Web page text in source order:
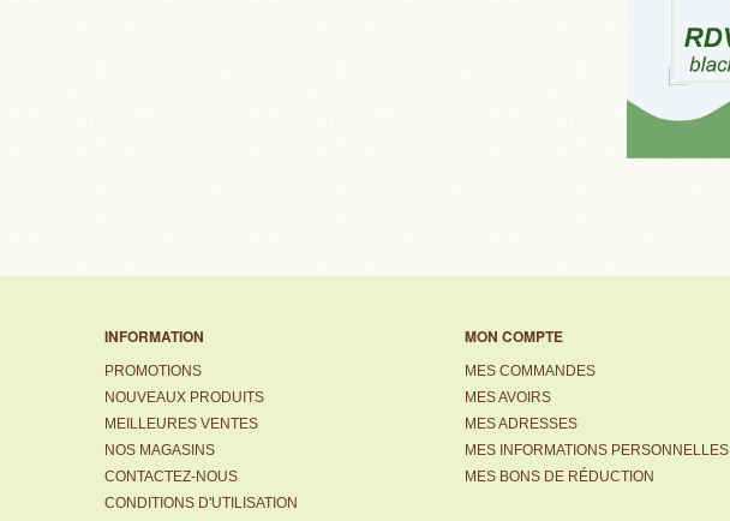
INFORMATION
PROMOTIONS
NOUVEAUX PRODUITS
MEILLEURES VENTES
NOS MAGASINS
CONTACTEZ-NOUS
CONDITIONS D'UTILISATION
MON COMPTE
MES COMMANDES
MES AVOIRS
MES ADRESSES
MES INFORMATIONS PERSONNELLES
MES BONS DE RÉDUCTION